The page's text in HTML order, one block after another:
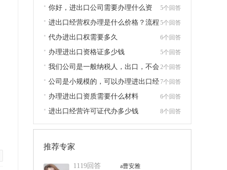
怎么办理？
5个回答
你好，进出口公司需要办理什么资
质，下来什么资料？
5个回答
进出口经营权办理是什么价格？流程
怎么样？加外币户一起
6个回答
代办进出口权需要多久
5个回答
办理进出口资格证多少钱
2个回答
我们公司是一般纳税人，出口，不会
退税？怎么处理？有能代办的吗？
7个回答
公司是小规模的，可以办理进出口经
营权吗？需要多少的费用？多久的时间？
6个回答
办理进出口资质需要什么材料
8个回答
进出口经营许可证代办多少钱
推荐专家
a曹安雅
1119回答